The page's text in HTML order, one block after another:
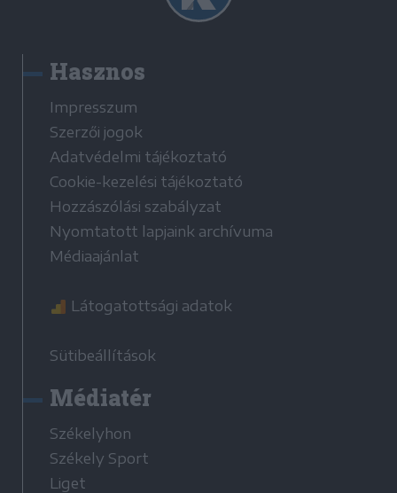
Hasznos
Impresszum
Szerzői jogok
Adatvédelmi tájékoztató
Cookie-kezelési tájékoztató
Hozzászólási szabályzat
Nyomtatott lapjaink archívuma
Médiaajánlat
Látogatottsági adatok
Sütibeállítások
Médiatér
Székelyhon
Székely Sport
Liget